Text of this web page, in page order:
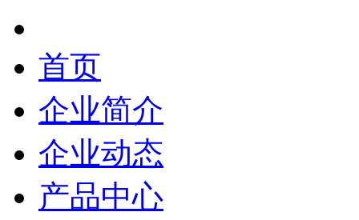
首页
企业简介
企业动态
产品中心